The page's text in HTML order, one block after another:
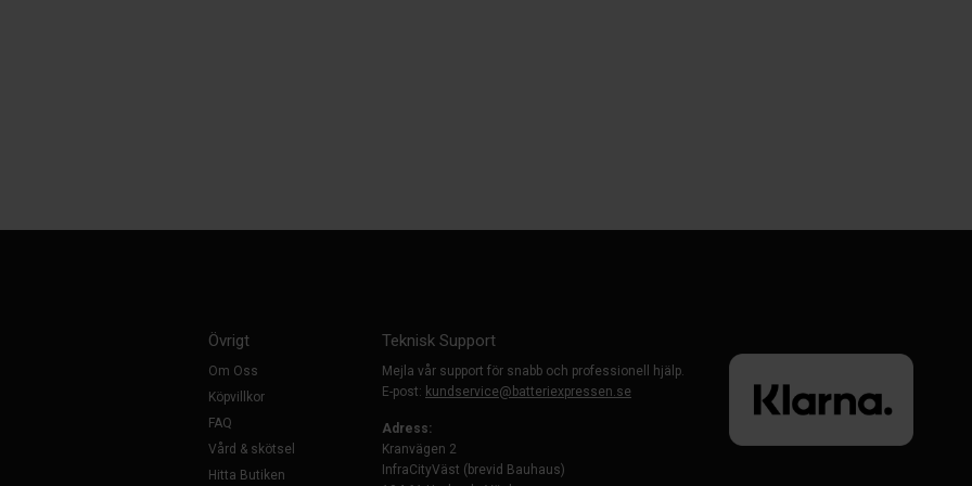
Övrigt
Om Oss
Köpvillkor
FAQ
Vård & skötsel
Hitta Butiken
Teknisk Support
Mejla vår support för snabb och professionell hjälp.
E-post: kundservice@batteriexpressen.se
Adress:
Kranvägen 2
InfraCityVäst (brevid Bauhaus)